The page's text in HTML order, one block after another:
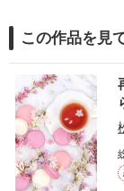
この作品を見